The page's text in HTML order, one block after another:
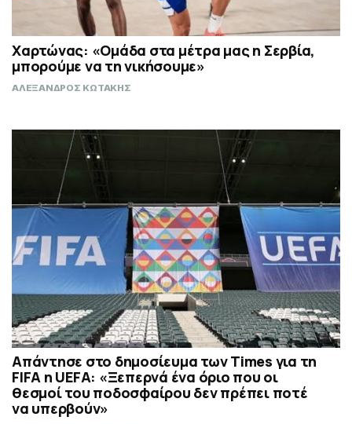
Χαρτώνας: «Ομάδα στα μέτρα μας η Σερβία,
μπορούμε να τη νικήσουμε»
ΑΛΕΞΑΝΔΡΟΣ ΚΩΤΑΚΗΣ
Απάντησε στο δημοσίευμα των Times για τη
FIFA η UEFA: «Ξεπερνά ένα όριο που οι
θεσμοί του ποδοσφαίρου δεν πρέπει ποτέ
να υπερβούν»